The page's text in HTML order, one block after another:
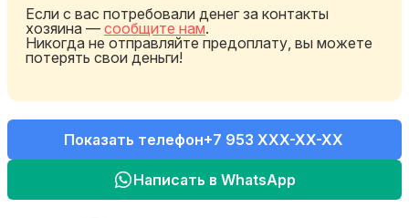
Если с вас потребовали денег за контакты
хозяина — сообщите нам.
Никогда не отправляйте предоплату, вы можете
потерять свои деньги!
Показать телефон+7 953 XXX-XX-XX
Написать в WhatsApp